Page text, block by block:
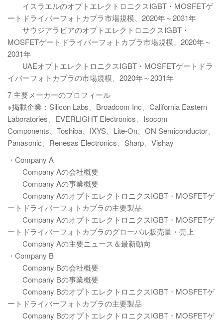
イスラエルのオプトエレクトロニクスIGBT・MOSFETゲ
ートドライバーフォトカプラ市場規模、2020年～2031年
サウジアラビアのオプトエレクトロニクスIGBT・
MOSFETゲートドライバーフォトカプラ市場規模、2020年～
2031年
UAEオプトエレクトロニクスIGBT・MOSFETゲートドラ
イバーフォトカプラの市場規模、2020年～2031年
7 主要メーカーのプロフィール
※掲載企業：Silicon Labs、Broadcom Inc、California Eastern
Laboratories、EVERLIGHT Electronics、Isocom
Components、Toshiba、IXYS、Lite-On、ON Semiconductor、
Panasonic、Renesas Electronics、Sharp、Vishay
・Company A
Company Aの会社概要
Company Aの事業概要
Company AのオプトエレクトロニクスIGBT・MOSFETゲ
ートドライバーフォトカプラの主要製品
Company AのオプトエレクトロニクスIGBT・MOSFETゲ
ートドライバーフォトカプラのグローバル販売量・売上
Company Aの主要ニュース＆最新動向
・Company B
Company Bの会社概要
Company Bの事業概要
Company BのオプトエレクトロニクスIGBT・MOSFETゲ
ートドライバーフォトカプラの主要製品
Company BのオプトエレクトロニクスIGBT・MOSFETゲ